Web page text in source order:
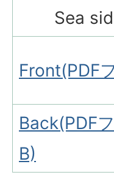
Sea
Front(PDF
Back(PDF
B)